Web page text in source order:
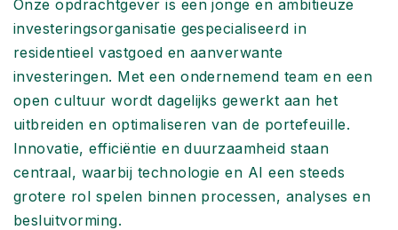
Onze opdrachtgever is een jonge en ambitieuze
investeringsorganisatie gespecialiseerd in
residentieel vastgoed en aanverwante
investeringen. Met een ondernemend team en een
open cultuur wordt dagelijks gewerkt aan het
uitbreiden en optimaliseren van de portefeuille.
Innovatie, efficiëntie en duurzaamheid staan
centraal, waarbij technologie en AI een steeds
grotere rol spelen binnen processen, analyses en
besluitvorming.